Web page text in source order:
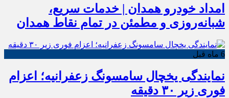
امداد خودرو همدان | خدمات سریع،
شبانه‌روزی و مطمئن در تمام نقاط همدان
6 ماه قبل
نمایندگی یخچال سامسونگ زعفرانیه؛ اعزام
فوری زیر ۳۰ دقیقه